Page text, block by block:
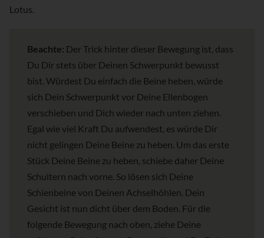
Lotus.
Beachte: Der Trick hinter dieser Bewegung ist, dass
Du Dir stets über Deinen Schwerpunkt bewusst
bist. Würdest Du einfach die Beine heben, würde
sich Dein Schwerpunkt vor Deine Ellenbogen
verschieben und Dich wieder nach unten ziehen.
Egal wie viel Kraft Du aufwendest, es würde Dir
nicht gelingen Deine Beine zu heben. Um das erste
Stück Deine Beine zu heben, schiebe daher Deine
Schultern nach vorne. So lösen sich Deine
Schienbeine von Deinen Achselhöhlen. Dein
Gesicht ist nun dicht über dem Boden. Für die
folgende Bewegung nach oben, ziehe Deine